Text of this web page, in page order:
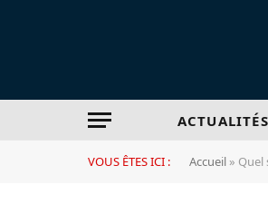
ACTUALITÉS
VOUS ÊTES ICI : Accueil » Quel